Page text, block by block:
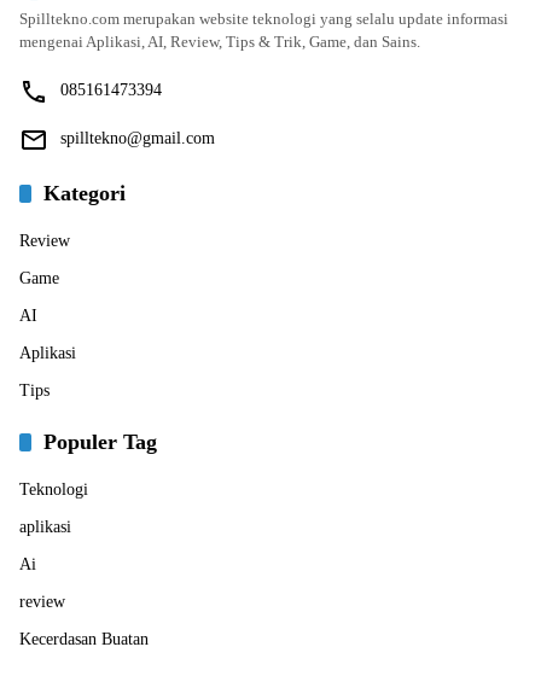
Spilltekno.com merupakan website teknologi yang selalu update informasi
mengenai Aplikasi, AI, Review, Tips & Trik, Game, dan Sains.
085161473394
spilltekno@gmail.com
Kategori
Review
Game
AI
Aplikasi
Tips
Populer Tag
Teknologi
aplikasi
Ai
review
Kecerdasan Buatan